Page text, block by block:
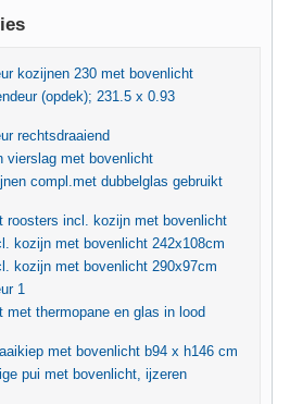
kozijnen 230 met bovenlicht
(opdek); 231.5 x 0.93
rechtsdraaiend
vierslag met bovenlicht
compl.met dubbelglas gebruikt
roosters incl. kozijn met bovenlicht
kozijn met bovenlicht 242x108cm
kozijn met bovenlicht 290x97cm
1
met thermopane en glas in lood
met bovenlicht b94 x h146 cm
pui met bovenlicht, ijzeren